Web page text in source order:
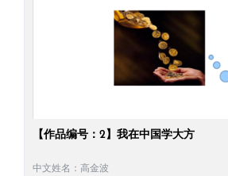
【作品编号：2】我在中国学大方
中文姓名：高金波